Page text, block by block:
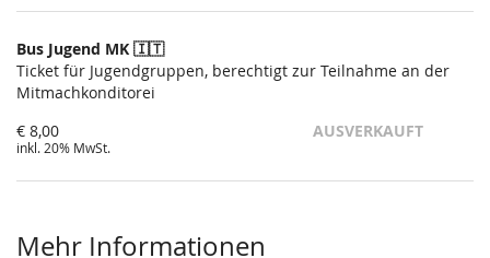
Produkte
Unkategorisierte
Produkte
Bus Jugend MK 🇮🇹
Ticket für Jugendgruppen, berechtigt zur Teilnahme an der
Mitmachkonditorei
€ 8,00
inkl. 20% MwSt.
AUSVERKAUFT
Mehr Informationen